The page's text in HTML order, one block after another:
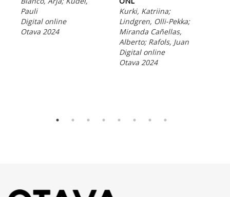
Pauli
Digital online
Otava 2024
Kurki, Katriina;
Lindgren, Olli-Pekka;
Miranda Cañellas,
Alberto; Rafols, Juan
Digital online
Otava 2024